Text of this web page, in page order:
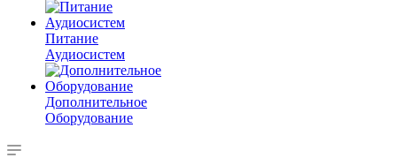
Питание
Аудиосистем
Дополнительное
Оборудование